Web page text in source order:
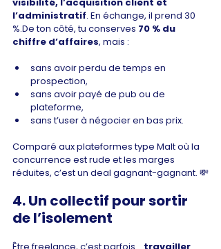
visibilité, l’acquisition client et
l’administratif. En échange, il prend 30
%.De ton côté, tu conserves 70 % du
chiffre d’affaires, mais :
sans avoir perdu de temps en
prospection,
sans avoir payé de pub ou de
plateforme,
sans t’user à négocier en bas prix.
Comparé aux plateformes type Malt où la
concurrence est rude et les marges
réduites, c’est un deal gagnant-gagnant. 💸
4. Un collectif pour sortir
de l’isolement